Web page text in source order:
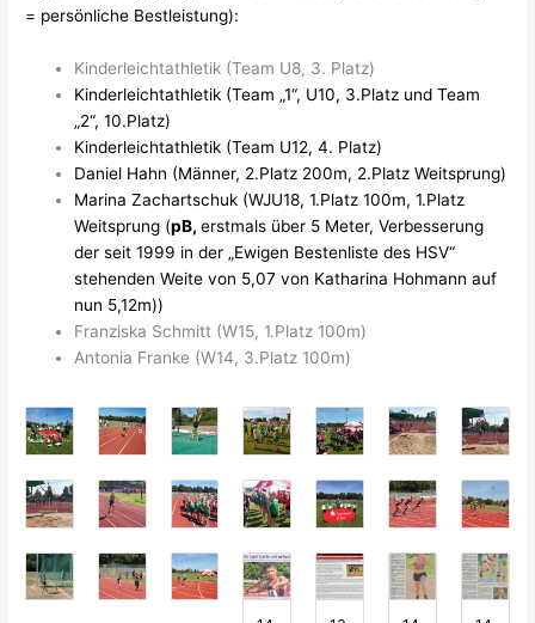
= persönliche Bestleistung):
Kinderleichtathletik (Team U8, 3. Platz)
Kinderleichtathletik (Team „1“, U10, 3.Platz und Team
„2“, 10.Platz)
Kinderleichtathletik (Team U12, 4. Platz)
Daniel Hahn (Männer, 2.Platz 200m, 2.Platz Weitsprung)
Marina Zachartschuk (WJU18, 1.Platz 100m, 1.Platz
Weitsprung (pB,erstmals über 5 Meter, Verbesserung
der seit 1999 in der „Ewigen Bestenliste des HSV“
stehenden Weite von 5,07von Katharina Hohmannauf
nun 5,12m))
Franziska Schmitt (W15, 1.Platz 100m)
Antonia Franke (W14, 3.Platz 100m)